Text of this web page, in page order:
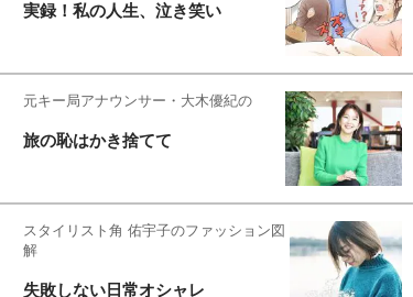
実録！私の人生、泣き笑い
元キー局アナウンサー・大木優紀の
旅の恥はかき捨てて
スタイリスト角 佑宇子のファッション図
解
失敗しない日常オシャレ